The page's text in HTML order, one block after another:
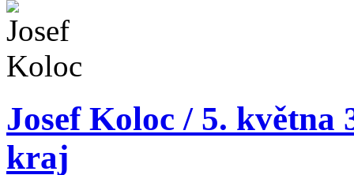
Josef Koloc / 5. května
kraj